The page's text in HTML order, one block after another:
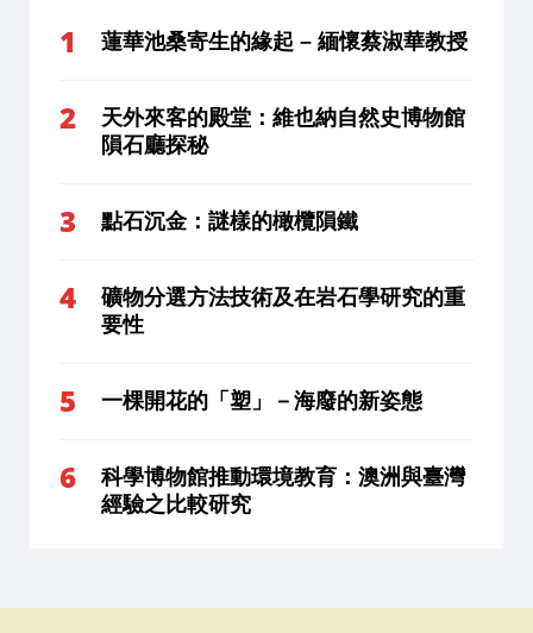
蓮華池桑寄生的緣起 – 緬懷蔡淑華教授
天外來客的殿堂：維也納自然史博物館
隕石廳探秘
點石沉金：謎樣的橄欖隕鐵
礦物分選方法技術及在岩石學研究的重
要性
一棵開花的「塑」－海廢的新姿態
科學博物館推動環境教育：澳洲與臺灣
經驗之比較研究